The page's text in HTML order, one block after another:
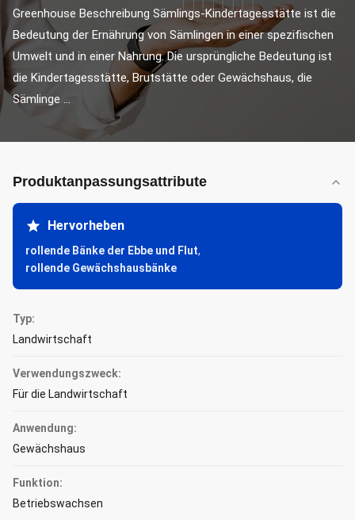
Greenhouse Beschreibung Sämlings-Kindertagesstätte ist die
Bedeutung der Ernährung von Sämlingen in einer spezifischen
Umwelt und in einer Nahrung. Die ursprüngliche Bedeutung ist
die Kindertagesstätte, Brutstätte oder Gewächshaus, die
Sämlinge ...
Produktanpassungsattribute
Hervorheben
rollende Bänke der Ebbe und Flut,
rollende Gewächshausbänke
Typ:
Landwirtschaft
Verwendungszweck:
Für die Landwirtschaft
Anwendung:
Gewächshaus
Funktion:
Betriebswachsen